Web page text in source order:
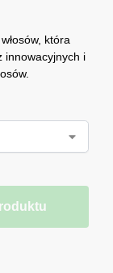
która
innowacyjnych i